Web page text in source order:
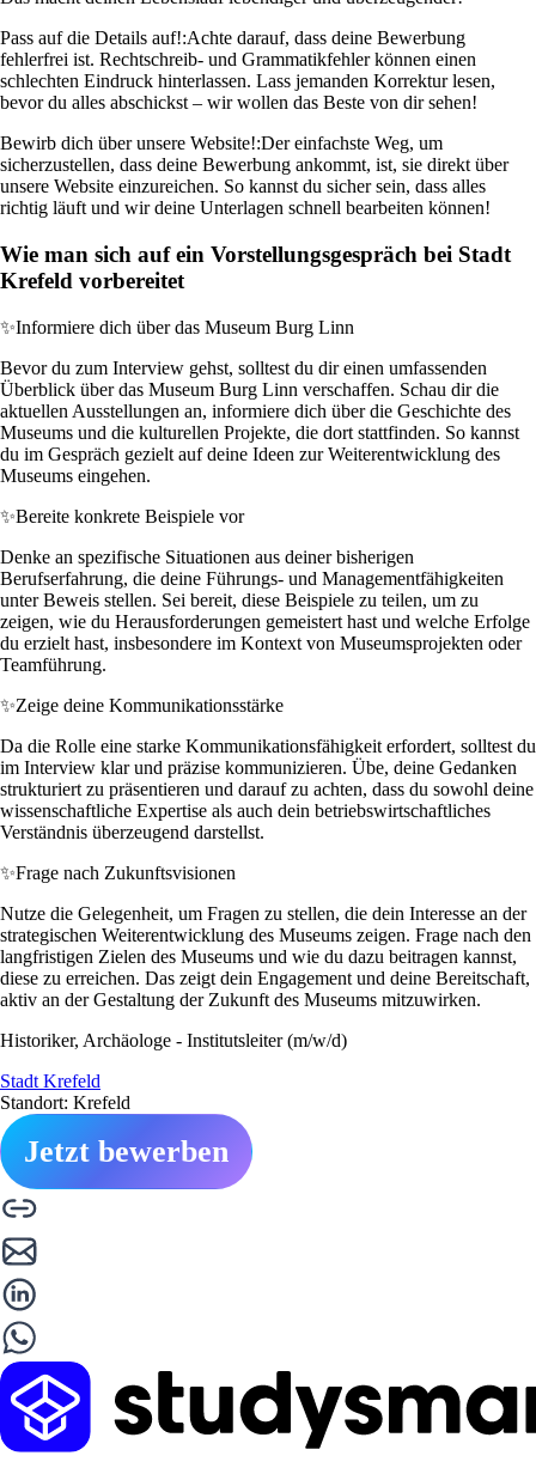
Pass auf die Details auf!:Achte darauf, dass deine Bewerbung
fehlerfrei ist. Rechtschreib- und Grammatikfehler können einen
schlechten Eindruck hinterlassen. Lass jemanden Korrektur lesen,
bevor du alles abschickst – wir wollen das Beste von dir sehen!
Bewirb dich über unsere Website!:Der einfachste Weg, um
sicherzustellen, dass deine Bewerbung ankommt, ist, sie direkt über
unsere Website einzureichen. So kannst du sicher sein, dass alles
richtig läuft und wir deine Unterlagen schnell bearbeiten können!
Wie man sich auf ein Vorstellungsgespräch bei Stadt
Krefeld vorbereitet
✨Informiere dich über das Museum Burg Linn
Bevor du zum Interview gehst, solltest du dir einen umfassenden
Überblick über das Museum Burg Linn verschaffen. Schau dir die
aktuellen Ausstellungen an, informiere dich über die Geschichte des
Museums und die kulturellen Projekte, die dort stattfinden. So kannst
du im Gespräch gezielt auf deine Ideen zur Weiterentwicklung des
Museums eingehen.
✨Bereite konkrete Beispiele vor
Denke an spezifische Situationen aus deiner bisherigen
Berufserfahrung, die deine Führungs- und Managementfähigkeiten
unter Beweis stellen. Sei bereit, diese Beispiele zu teilen, um zu
zeigen, wie du Herausforderungen gemeistert hast und welche Erfolge
du erzielt hast, insbesondere im Kontext von Museumsprojekten oder
Teamführung.
✨Zeige deine Kommunikationsstärke
Da die Rolle eine starke Kommunikationsfähigkeit erfordert, solltest du
im Interview klar und präzise kommunizieren. Übe, deine Gedanken
strukturiert zu präsentieren und darauf zu achten, dass du sowohl deine
wissenschaftliche Expertise als auch dein betriebswirtschaftliches
Verständnis überzeugend darstellst.
✨Frage nach Zukunftsvisionen
Nutze die Gelegenheit, um Fragen zu stellen, die dein Interesse an der
strategischen Weiterentwicklung des Museums zeigen. Frage nach den
langfristigen Zielen des Museums und wie du dazu beitragen kannst,
diese zu erreichen. Das zeigt dein Engagement und deine Bereitschaft,
aktiv an der Gestaltung der Zukunft des Museums mitzuwirken.
Historiker, Archäologe - Institutsleiter (m/w/d)
Stadt Krefeld
Standort: Krefeld
Jetzt bewerben